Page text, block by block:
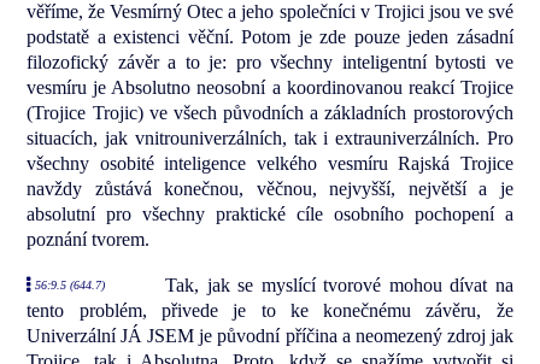
věříme, že Vesmírný Otec a jeho společníci v Trojici jsou ve své
podstatě a existenci věční. Potom je zde pouze jeden zásadní
filozofický závěr a to je: pro všechny inteligentní bytosti ve
vesmíru je Absolutno neosobní a koordinovanou reakcí Trojice
(Trojice Trojic) ve všech původních a základních prostorových
situacích, jak vnitrouniverzálních, tak i extrauniverzálních. Pro
všechny osobité inteligence velkého vesmíru Rajská Trojice
navždy zůstává konečnou, věčnou, nejvyšší, největší a je
absolutní pro všechny praktické cíle osobního pochopení a
poznání tvorem.
56:9.5 (644.7)
Tak, jak se myslící tvorové mohou dívat na
tento problém, přivede je to ke konečnému závěru, že
Univerzální JÁ JSEM je původní příčina a neomezený zdroj jak